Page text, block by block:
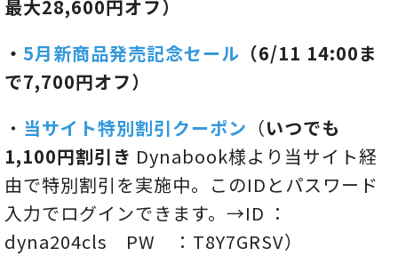
最大28,600円オフ）
・ 5月新商品発売記念セール （6/11 14:00ま
で7,700円オフ）
・ 当サイト特別割引クーポン （いつでも
1,100円割引き Dynabook様より当サイト経
由で特別割引を実施中。このIDとパスワード
入力でログインできます。→ID ：
dyna204cls PW ：T8Y7GRSV）